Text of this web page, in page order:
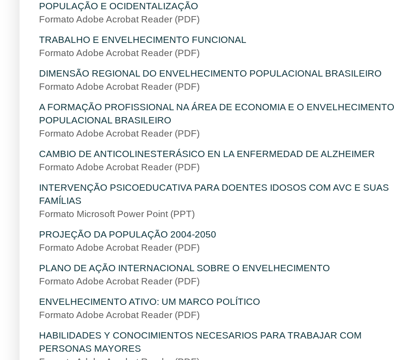
POPULAÇÃO E OCIDENTALIZAÇÃO
Formato Adobe Acrobat Reader (PDF)
TRABALHO E ENVELHECIMENTO FUNCIONAL
Formato Adobe Acrobat Reader (PDF)
DIMENSÃO REGIONAL DO ENVELHECIMENTO POPULACIONAL BRASILEIRO
Formato Adobe Acrobat Reader (PDF)
A FORMAÇÃO PROFISSIONAL NA ÁREA DE ECONOMIA E O ENVELHECIMENTO
POPULACIONAL BRASILEIRO
Formato Adobe Acrobat Reader (PDF)
CAMBIO DE ANTICOLINESTERÁSICO EN LA ENFERMEDAD DE ALZHEIMER
Formato Adobe Acrobat Reader (PDF)
INTERVENÇÃO PSICOEDUCATIVA PARA DOENTES IDOSOS COM AVC E SUAS
FAMÍLIAS
Formato Microsoft Power Point (PPT)
PROJEÇÃO DA POPULAÇÃO 2004-2050
Formato Adobe Acrobat Reader (PDF)
PLANO DE AÇÃO INTERNACIONAL SOBRE O ENVELHECIMENTO
Formato Adobe Acrobat Reader (PDF)
ENVELHECIMENTO ATIVO: UM MARCO POLÍTICO
Formato Adobe Acrobat Reader (PDF)
HABILIDADES Y CONOCIMIENTOS NECESARIOS PARA TRABAJAR COM
PERSONAS MAYORES